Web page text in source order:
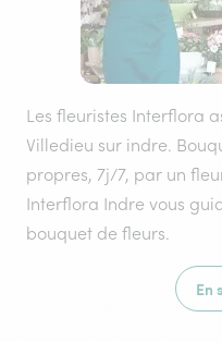
Les fleuristes Interflora
Villedieu sur indre.
propres, 7j/7, par un
Interflora Indre vous
bouquet de fleurs.
En